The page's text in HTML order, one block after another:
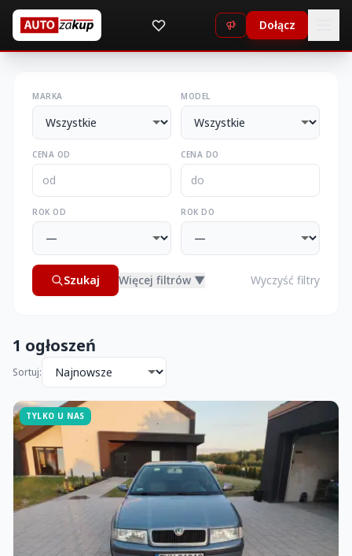
Dołącz
MARKA MODEL
CENA OD CENA DO
ROK OD ROK DO
Szukaj Więcej filtrów ▼ Wyczyść filtry
1 ogłoszeń
Sortuj:
TYLKO U NAS